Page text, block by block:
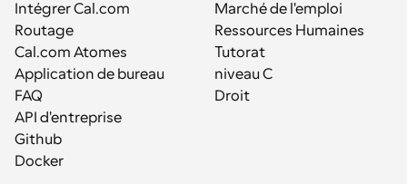
Intégrer Cal.com
Routage
Cal.com Atomes
Application de bureau
FAQ
API d'entreprise
Github
Docker
Marché de l'emploi
Ressources Humaines
Tutorat
niveau C
Droit